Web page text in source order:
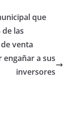
que
las
venta
a sus
inversores